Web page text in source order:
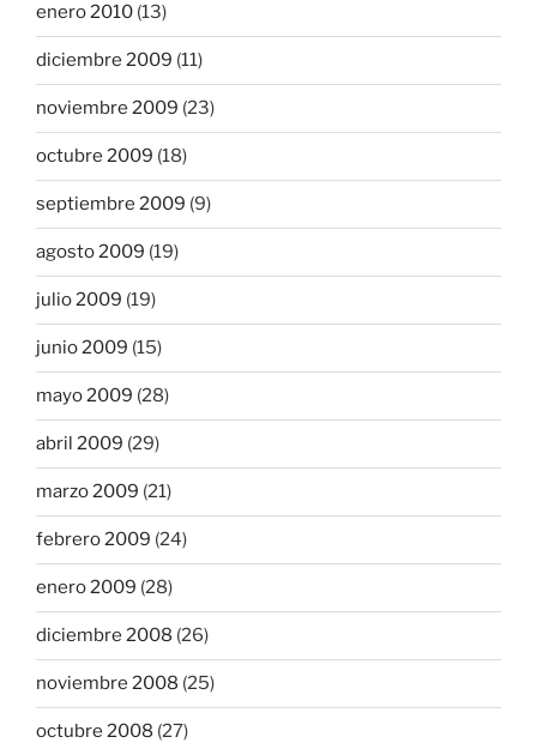
enero 2010 (13)
diciembre 2009 (11)
noviembre 2009 (23)
octubre 2009 (18)
septiembre 2009 (9)
agosto 2009 (19)
julio 2009 (19)
junio 2009 (15)
mayo 2009 (28)
abril 2009 (29)
marzo 2009 (21)
febrero 2009 (24)
enero 2009 (28)
diciembre 2008 (26)
noviembre 2008 (25)
octubre 2008 (27)